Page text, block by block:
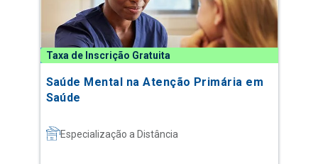
Taxa de Inscrição Gratuita
Saúde Mental na Atenção Primária em
Saúde
Especialização a Distância